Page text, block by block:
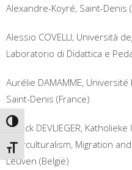
PASSER EN CONTRASTE
CHANGER LA TAILLE DE LA
Alexandre-Koyré, Saint-Denis
Alessio COVELLI, Università
Laboratorio di Didattica e
Aurélie DAMAMME, Université
Saint-Denis (France)
Patrick DEVLIEGER,
Interculturalism, Migration
Leuven (België)